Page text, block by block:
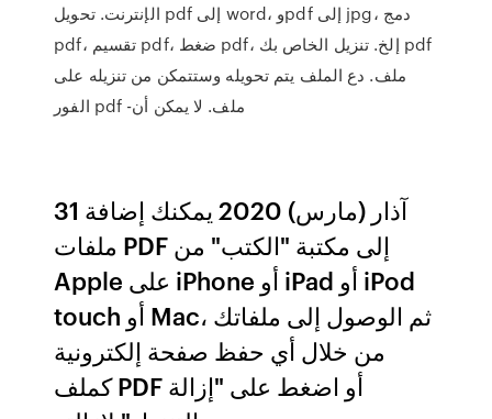
الإنترنت. تحويل pdf إلى word، وpdf إلى jpg، دمج
pdf، تقسيم pdf، ضغط pdf، إلخ. تنزيل الخاص بك pdf
ملف. دع الملف يتم تحويله وستتمكن من تنزيله على
الفور pdf -ملف. لا يمكن أن
31 آذار (مارس) 2020 يمكنك إضافة
ملفات PDF إلى مكتبة "الكتب" من
Apple على iPhone أو iPad أو iPod
touch أو Mac، ثم الوصول إلى ملفاتك
من خلال أي حفظ صفحة إلكترونية
كملف PDF أو اضغط على "إزالة